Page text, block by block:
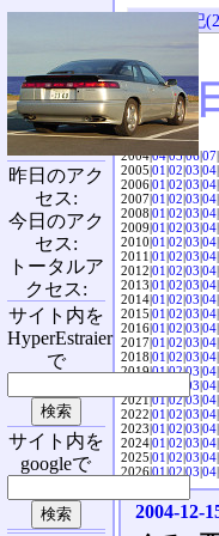
«前の日記
SVX
2004|04|05|06|07|
2005|01|02|03|04|
2006|01|02|03|04|
2007|01|02|03|04|
2008|01|02|03|04|
2009|01|02|03|04|
2010|01|02|03|04|
2011|01|02|03|04|
2012|01|02|03|04|
2013|01|02|03|04|
2014|01|02|03|04|
2015|01|02|03|04|
2016|01|02|03|04|
2017|01|02|03|04|
2018|01|02|03|04|
2019|01|02|03|04|
03|04|
2021|01|02|03|04|
2022|01|02|03|04|
2023|01|02|03|04|
2024|01|02|03|04|
2025|01|02|03|04|
2026|01|02|03|04|
2004-12-
昨日のアク
セス:
今日のアク
セス:
トータルア
クセス:
サイト内を
HyperEstraier
で
サイト内を
googleで